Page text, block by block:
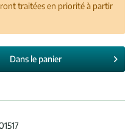
traitées en priorité à partir
Dans le panier